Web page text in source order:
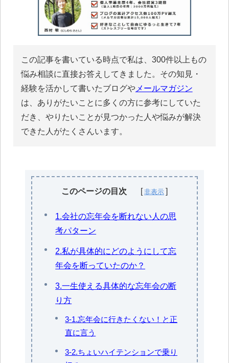
この記事を書いている時点で私は、300件以上もの
悩み相談に直接お答えしてきました。その知見・
経験を活かして書いたブログやメールマガジン
は、ありがたいことに多くの方に参考にしていた
だき、やりたいことが見つかった人や悩みが解決
できた人がたくさんいます。
このページの目次
1.会社の忘年会を断れない人の思
考パターン
2.私が具体的にどのようにして忘
年会を断っていたのか？
3.一生使える具体的な忘年会の断
り方
3-1.忘年会に行きたくない！と正
直に言う
3-2.ちょいハイテンションで乗り